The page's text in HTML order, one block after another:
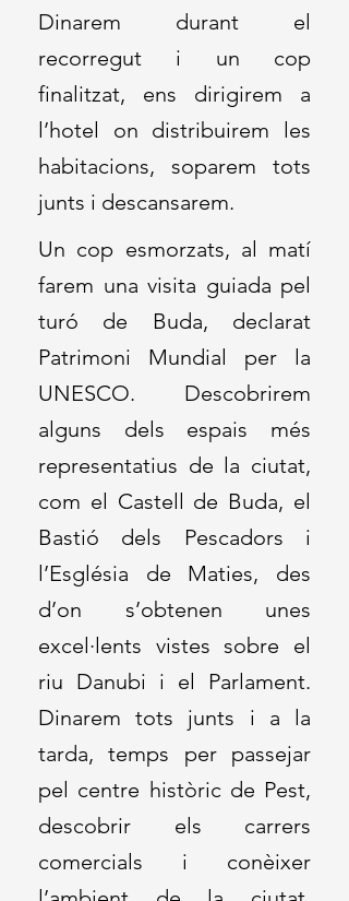
Dinarem durant el
recorregut i un cop
finalitzat, ens dirigirem a
l’hotel on distribuirem les
habitacions, soparem tots
junts i descansarem.
Un cop esmorzats, al matí
farem una visita guiada pel
turó de Buda, declarat
Patrimoni Mundial per la
UNESCO. Descobrirem
alguns dels espais més
representatius de la ciutat,
com el Castell de Buda, el
Bastió dels Pescadors i
l’Església de Maties, des
d’on s’obtenen unes
excel·lents vistes sobre el
riu Danubi i el Parlament.
Dinarem tots junts i a la
tarda, temps per passejar
pel centre històric de Pest,
descobrir els carrers
comercials i conèixer